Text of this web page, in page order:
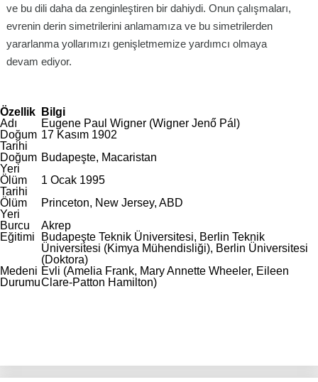
ve bu dili daha da zenginleştiren bir dahiydi. Onun çalışmaları,
evrenin derin simetrilerini anlamamıza ve bu simetrilerden
yararlanma yollarımızı genişletmemize yardımcı olmaya
devam ediyor.
Özellik
Bilgi
Adı
Eugene Paul Wigner (Wigner Jenő Pál)
Doğum
Tarihi
17 Kasım 1902
Doğum
Yeri
Budapeşte, Macaristan
Ölüm
Tarihi
1 Ocak 1995
Ölüm
Yeri
Princeton, New Jersey, ABD
Burcu
Akrep
Eğitimi
Budapeşte Teknik Üniversitesi, Berlin Teknik
Üniversitesi (Kimya Mühendisliği), Berlin Üniversitesi
(Doktora)
Medeni
Durumu
Evli (Amelia Frank, Mary Annette Wheeler, Eileen
Clare-Patton Hamilton)